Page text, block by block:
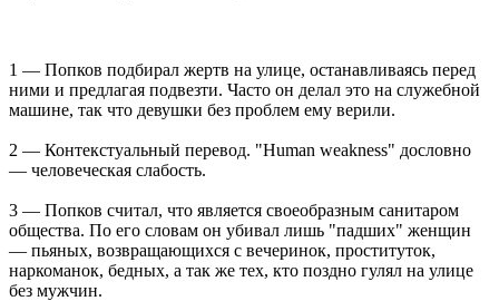
1 — Попков подбирал жертв на улице, останавливаясь перед
ними и предлагая подвезти. Часто он делал это на служебной
машине, так что девушки без проблем ему верили.
2 — Контекстуальный перевод. "Human weakness" дословно
— человеческая слабость.
3 — Попков считал, что является своеобразным санитаром
общества. По его словам он убивал лишь "падших" женщин
— пьяных, возвращающихся с вечеринок, проституток,
наркоманок, бедных, а так же тех, кто поздно гулял на улице
без мужчин.